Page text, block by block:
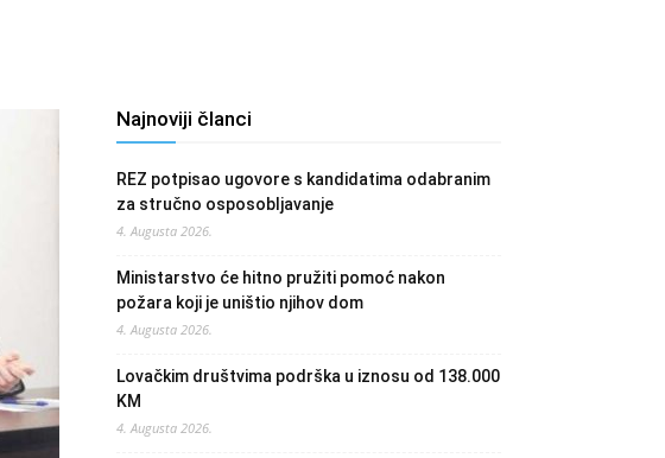
Najnoviji članci
REZ potpisao ugovore s kandidatima odabranim
za stručno osposobljavanje
4. Augusta 2026.
Ministarstvo će hitno pružiti pomoć nakon
požara koji je uništio njihov dom
4. Augusta 2026.
Lovačkim društvima podrška u iznosu od 138.000
KM
4. Augusta 2026.